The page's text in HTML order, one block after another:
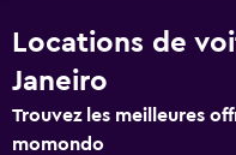
Locations de
Janeiro
Trouvez les meilleures
momondo